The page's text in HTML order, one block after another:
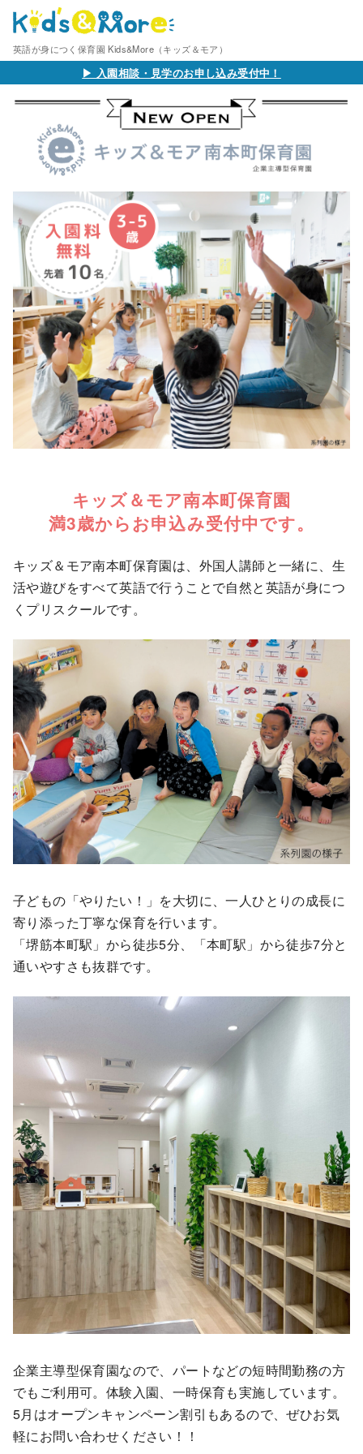
英語が身につく保育園 Kids&More（キッズ＆モア）
▶︎ 入園相談・見学のお申し込み受付中！
キッズ＆モア南本町保育園
満3歳からお申込み受付中です。
キッズ＆モア南本町保育園は、外国人講師と一緒に、生
活や遊びをすべて英語で行うことで自然と英語が身につ
くプリスクールです。
子どもの「やりたい！」を大切に、一人ひとりの成長に
寄り添った丁寧な保育を行います。
「堺筋本町駅」から徒歩5分、「本町駅」から徒歩7分と
通いやすさも抜群です。
企業主導型保育園なので、パートなどの短時間勤務の方
でもご利用可。体験入園、一時保育も実施しています。
5月はオープンキャンペーン割引もあるので、ぜひお気
軽にお問い合わせください！！